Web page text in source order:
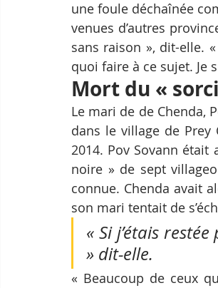
une foule déchaînée
venues d’autres
sans raison », dit-elle.
quoi faire à ce sujet. Je
Mort du «
Le mari de de Chenda,
dans le village de
2014. Pov Sovann
noire » de sept
connue. Chenda avait
son mari tentait de
« Si j’étais
» dit-elle.
« Beaucoup de ceux